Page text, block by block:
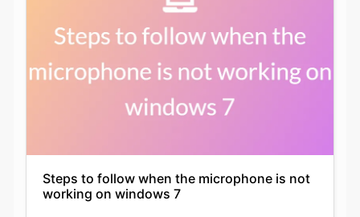
Steps to follow when the microphone is not
working on windows 7